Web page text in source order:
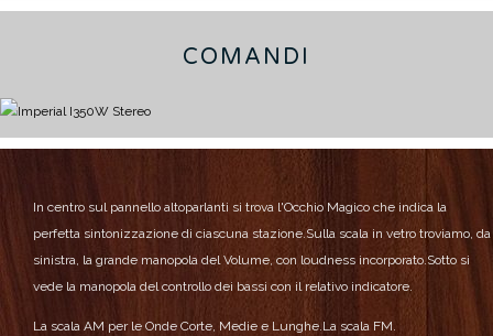
COMANDI
In centro sul pannello altoparlanti si trova l'Occhio Magico che indica la
perfetta sintonizzazione di ciascuna stazione.Sulla scala in vetro troviamo, da
sinistra, la grande manopola del Volume, con loudness incorporato.Sotto si
vede la manopola del controllo dei bassi con il relativo indicatore.
La scala AM per le Onde Corte, Medie e Lunghe.La scala FM.